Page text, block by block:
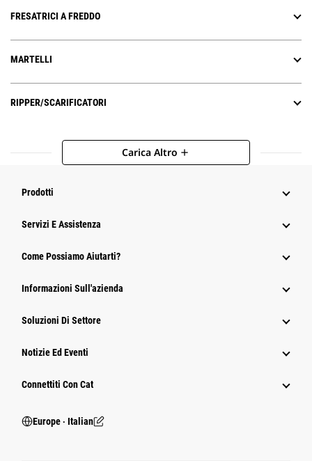
FRESATRICI A FREDDO
MARTELLI
RIPPER/SCARIFICATORI
Carica Altro add
Prodotti
Servizi E Assistenza
Come Possiamo Aiutarti?
Informazioni Sull'azienda
Soluzioni Di Settore
Notizie Ed Eventi
Connettiti Con Cat
Europe ‧ Italian